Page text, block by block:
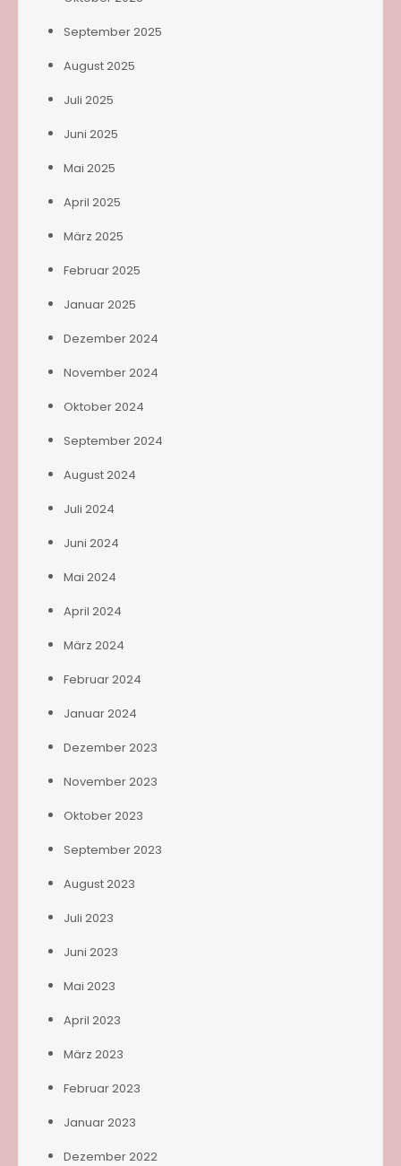
September 2025
August 2025
Juli 2025
Juni 2025
Mai 2025
April 2025
März 2025
Februar 2025
Januar 2025
Dezember 2024
November 2024
Oktober 2024
September 2024
August 2024
Juli 2024
Juni 2024
Mai 2024
April 2024
März 2024
Februar 2024
Januar 2024
Dezember 2023
November 2023
Oktober 2023
September 2023
August 2023
Juli 2023
Juni 2023
Mai 2023
April 2023
März 2023
Februar 2023
Januar 2023
Dezember 2022